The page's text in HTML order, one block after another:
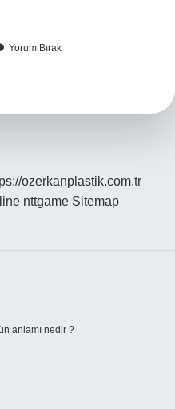
Yorum Bırak
ozerkanplastik.com.tr
nttgame Sitemap
anlamı nedir ?